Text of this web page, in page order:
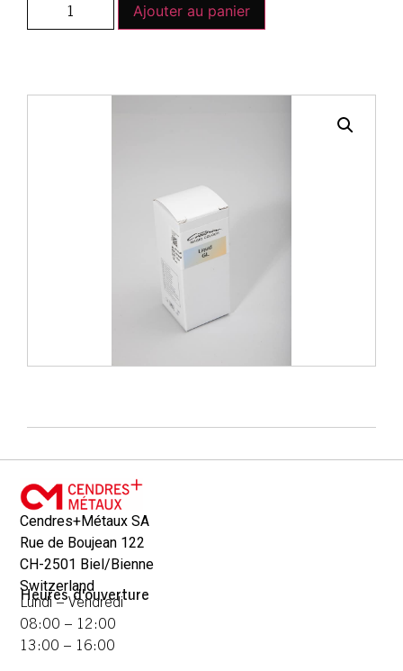
Ajouter au panier
Cendres+Métaux SA
Rue de Boujean 122
CH-2501 Biel/Bienne
Switzerland
Heures d'ouverture
Lundi – Vendredi
08:00 – 12:00
13:00 – 16:00